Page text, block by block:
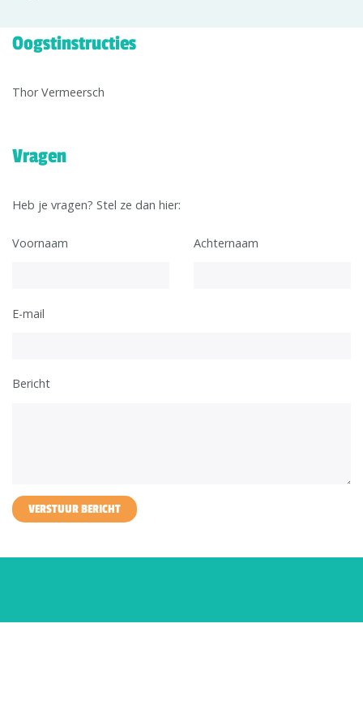
Oogstinstructies
Thor Vermeersch
Vragen
Heb je vragen? Stel ze dan hier:
Voornaam Achternaam
E-mail
Bericht
VERSTUUR BERICHT